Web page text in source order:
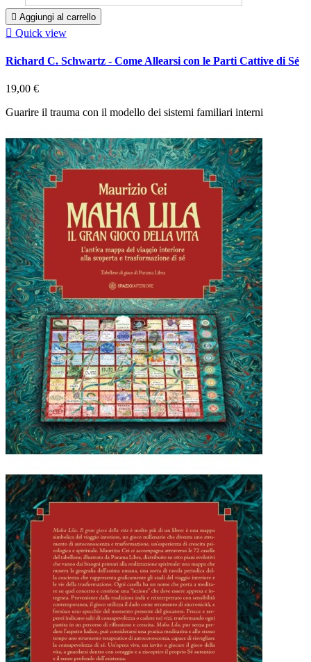
 Aggiungi al carrello
 Quick view
Richard C. Schwartz - Come Allearsi con le Parti Cattive di Sé
19,00 €
Guarire il trauma con il modello dei sistemi familiari interni